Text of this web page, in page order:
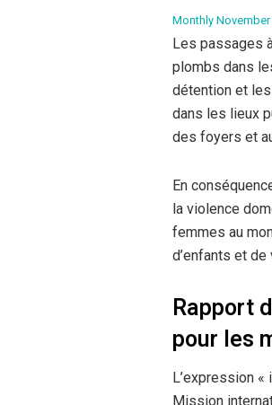
Monthly November
Les passages
plombs dans
détention et
dans les lieux
des foyers et
En
la violence
femmes au
d’enfants et
Rapport
pour les
L’expression
Mission